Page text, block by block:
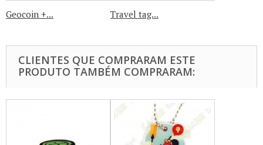
Geocoin +... Travel tag...
CLIENTES QUE COMPRARAM ESTE
PRODUTO TAMBÉM COMPRARAM: